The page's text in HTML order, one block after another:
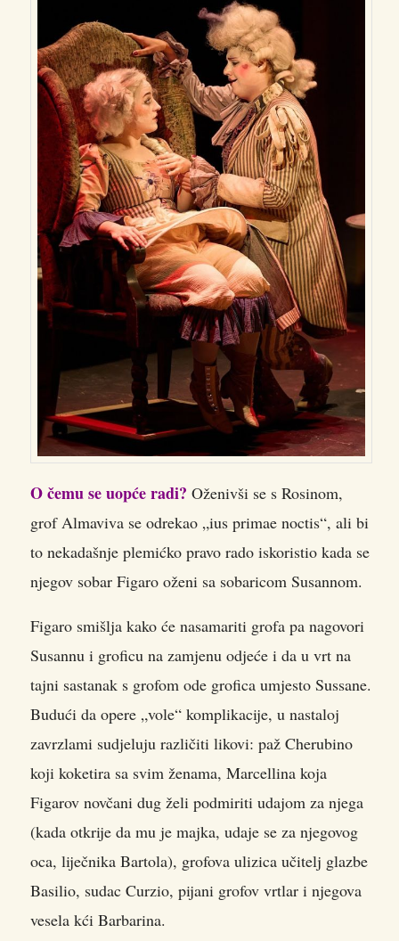
O čemu se uopće radi? Oženivši se s Rosinom,
grof Almaviva se odrekao „ius primae noctis“, ali bi
to nekadašnje plemićko pravo rado iskoristio kada se
njegov sobar Figaro oženi sa sobaricom Susannom.
Figaro smišlja kako će nasamariti grofa pa nagovori
Susannu i groficu na zamjenu odjeće i da u vrt na
tajni sastanak s grofom ode grofica umjesto Sussane.
Budući da opere „vole“ komplikacije, u nastaloj
zavrzlami sudjeluju različiti likovi: paž Cherubino
koji koketira sa svim ženama, Marcellina koja
Figarov novčani dug želi podmiriti udajom za njega
(kada otkrije da mu je majka, udaje se za njegovog
oca, liječnika Bartola), grofova ulizica učitelj glazbe
Basilio, sudac Curzio, pijani grofov vrtlar i njegova
vesela kći Barbarina.